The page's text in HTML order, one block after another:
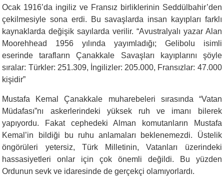
Ocak 1916’da ingiliz ve Fransız birliklerinin Seddülbahir’den
çekilmesiyle sona erdi. Bu savaşlarda insan kayıpları farklı
kaynaklarda değişik sayılarda verilir. “Avustralyalı yazar Alan
Moorehhead 1956 yılında yayımladığı; Gelibolu isimli
eserinde tarafların Çanakkale Savaşları kayıplarını şöyle
sıralar: Türkler: 251.309, İngilizler: 205.000, Fransızlar: 47.000
kişidir”
Mustafa Kemal Çanakkale muharebeleri sırasında “Vatan
Müdafası”nı askerlerindeki yüksek ruh ve imanı bilerek
yapıyordu. Fakat cephedeki Alman komutanların Mustafa
Kemal’in bildiği bu ruhu anlamaları beklenemezdi. Üstelik
öngörüleri yetersiz, Türk Milletinin, Vatanları üzerindeki
hassasiyetleri onlar için çok önemli değildi. Bu yüzden
Ordunun sevk ve idaresinde de gerçekçi olamıyorlardı.